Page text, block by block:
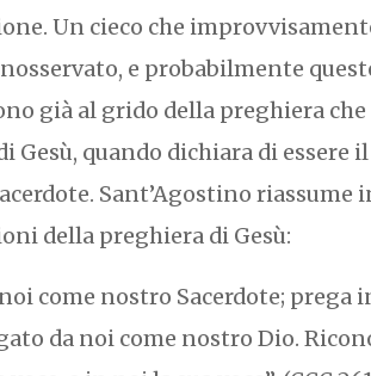
Un cieco che
e probabilmente
già al grido della preghiera
Gesù, quando dichiara di
Sant’Agostino riassume
della preghiera di Gesù:
come nostro Sacerdote; prega
da noi come nostro Dio.